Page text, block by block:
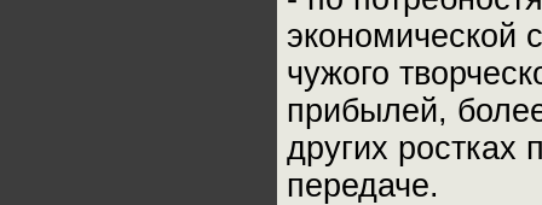
экономической
чужого
прибылей,
других ростках
передаче.